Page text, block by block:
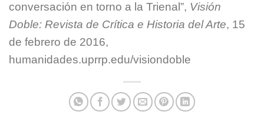
conversación en torno a la Trienal”, Visión
Doble: Revista de Crítica e Historia del Arte, 15
de febrero de 2016,
humanidades.uprrp.edu/visiondoble